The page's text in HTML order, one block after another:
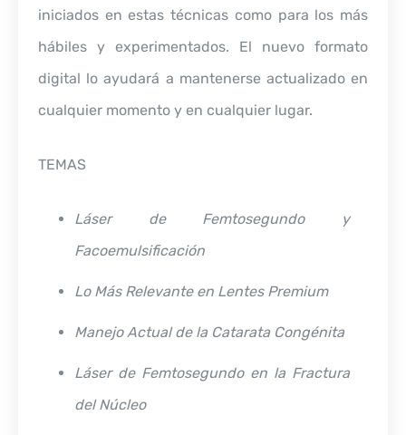
iniciados en estas técnicas como para los más
hábiles y experimentados. El nuevo formato
digital lo ayudará a mantenerse actualizado en
cualquier momento y en cualquier lugar.
TEMAS
Láser de Femtosegundo y
Facoemulsificación
Lo Más Relevante en Lentes Premium
Manejo Actual de la Catarata Congénita
Láser de Femtosegundo en la Fractura
del Núcleo